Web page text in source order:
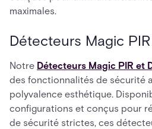
maximales.
Détecteurs Magic
Notre Détecteurs Magic PIR et
des fonctionnalités de sécurité
polyvalence esthétique.
configurations et conçus pour
de sécurité strictes, ces